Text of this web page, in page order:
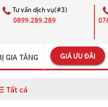
Tư vấn dịch vụ(#3)
0899.289.289
GIA TĂNG GIÁ ƯU ĐÃI
Tất cả